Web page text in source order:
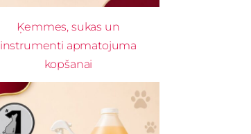
Ķemmes, sukas un
instrumenti apmatojuma
kopšanai